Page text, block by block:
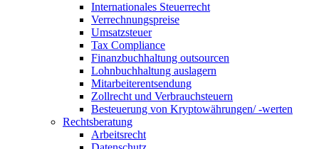
Internationales Steuerrecht
Verrechnungspreise
Umsatzsteuer
Tax Compliance
Finanzbuchhaltung outsourcen
Lohnbuchhaltung auslagern
Mitarbeiterentsendung
Zollrecht und Verbrauchsteuern
Besteuerung von Kryptowährungen/ -werten
Rechtsberatung
Arbeitsrecht